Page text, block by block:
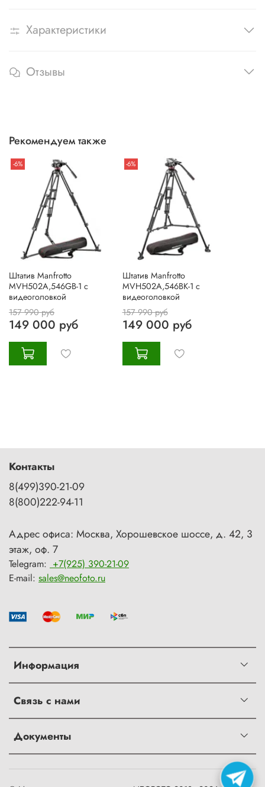
Характеристики
Отзывы
Рекомендуем также
-6%
Штатив Manfrotto
MVH502A,546GB-1 с
видеоголовкой
157 990 руб
149 000 руб
-6%
Штатив Manfrotto
MVH502A,546BK-1 с
видеоголовкой
157 990 руб
149 000 руб
Информация
Связь с нами
Документы
Контакты
8(499)390-21-09
8(800)222-94-11
Адрес офиса: Москва, Хорошевское шоссе, д. 42, 3
этаж, оф. 7
Telegram: +7(925) 390-21-09
E-mail: sales@neofoto.ru